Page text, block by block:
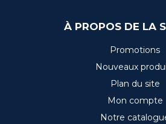
À PROPOS DE LA
Promotions
Nouveaux
Plan du site
Mon compte
Notre